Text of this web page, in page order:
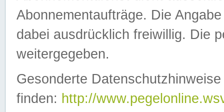
Abonnementaufträge. Die
dabei ausdrücklich freiwillig. Die
weitergegeben.
Gesonderte
finden: http://